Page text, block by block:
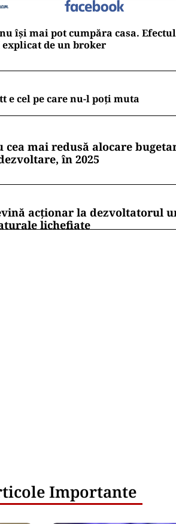
își mai pot cumpăra casa.
explicat de un broker
e cel pe care nu-l poți muta
cea mai redusă alocare
în 2025
acționar la dezvoltatorul
lichefiate
Importante